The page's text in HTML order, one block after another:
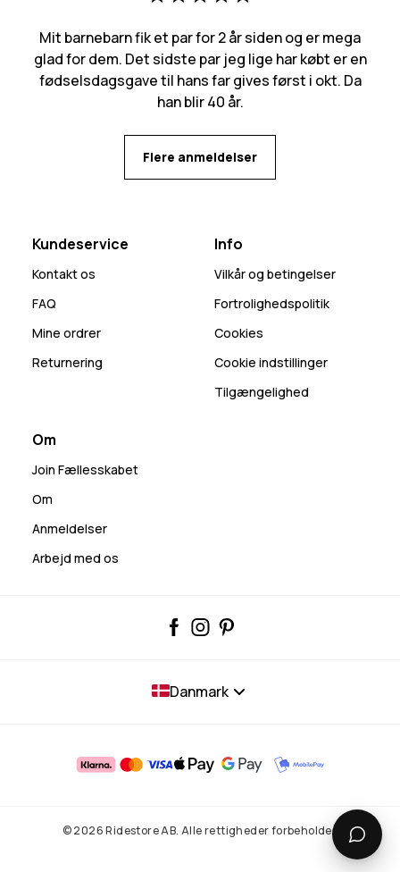
Mit barnebarn fik et par for 2 år siden og er mega
glad for dem. Det sidste par jeg lige har købt er en
fødselsdagsgave til hans far gives først i okt. Da
han blir 40 år.
Flere anmeldelser
Kundeservice
Kontakt os
FAQ
Mine ordrer
Returnering
Info
Vilkår og betingelser
Fortrolighedspolitik
Cookies
Cookie indstillinger
Tilgængelighed
Om
Join Fællesskabet
Om
Anmeldelser
Arbejd med os
Danmark
© 2026 Ridestore AB. Alle rettigheder forbeholdes